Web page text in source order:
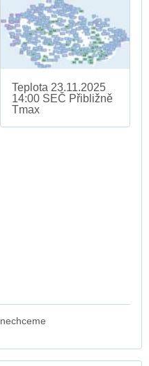
Teplota 23.11.2025
14:00 SEČ Přibližně
Tmax